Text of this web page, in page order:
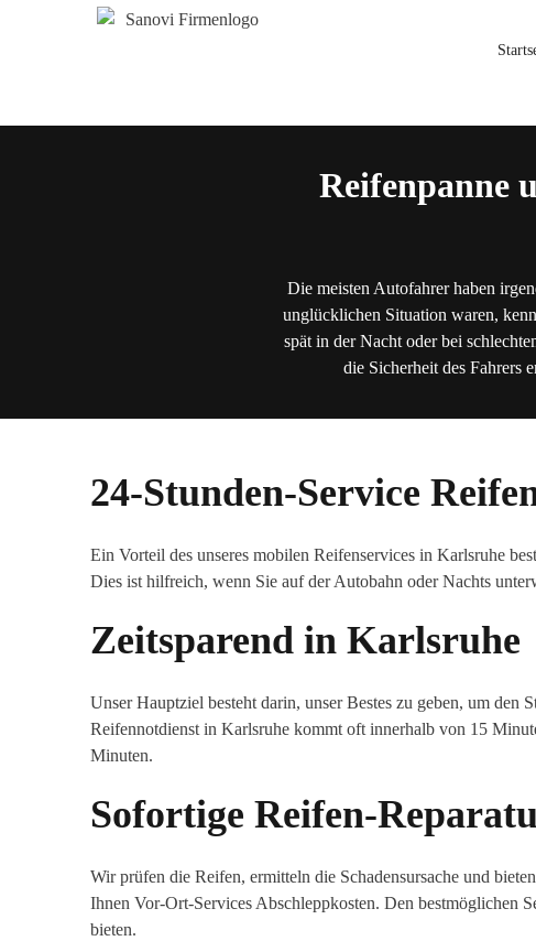
Reifenpanne
Die meisten Autofahrer haben
unglücklichen Situation waren,
spät in der Nacht oder bei
die Sicherheit des Fahrers
24-Stunden-Service
Ein Vorteil des unseres mobilen Reifenservices in Karlsruhe
Dies ist hilfreich, wenn Sie auf der Autobahn oder Nachts
Zeitsparend in Karlsruhe
Unser Hauptziel besteht darin, unser Bestes zu geben, um
Reifennotdienst in Karlsruhe kommt oft innerhalb von 15
Minuten.
Sofortige Reifen-
Wir prüfen die Reifen, ermitteln die Schadensursache und
Ihnen Vor-Ort-Services Abschleppkosten. Den bestmöglichen
bieten.